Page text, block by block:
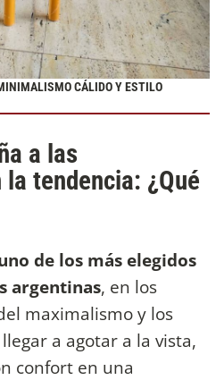
CÁLIDO Y ESTILO
a las
tendencia: ¿Qué
de los más elegidos
argentinas, en los
maximalismo y los
a agotar a la vista,
confort en una